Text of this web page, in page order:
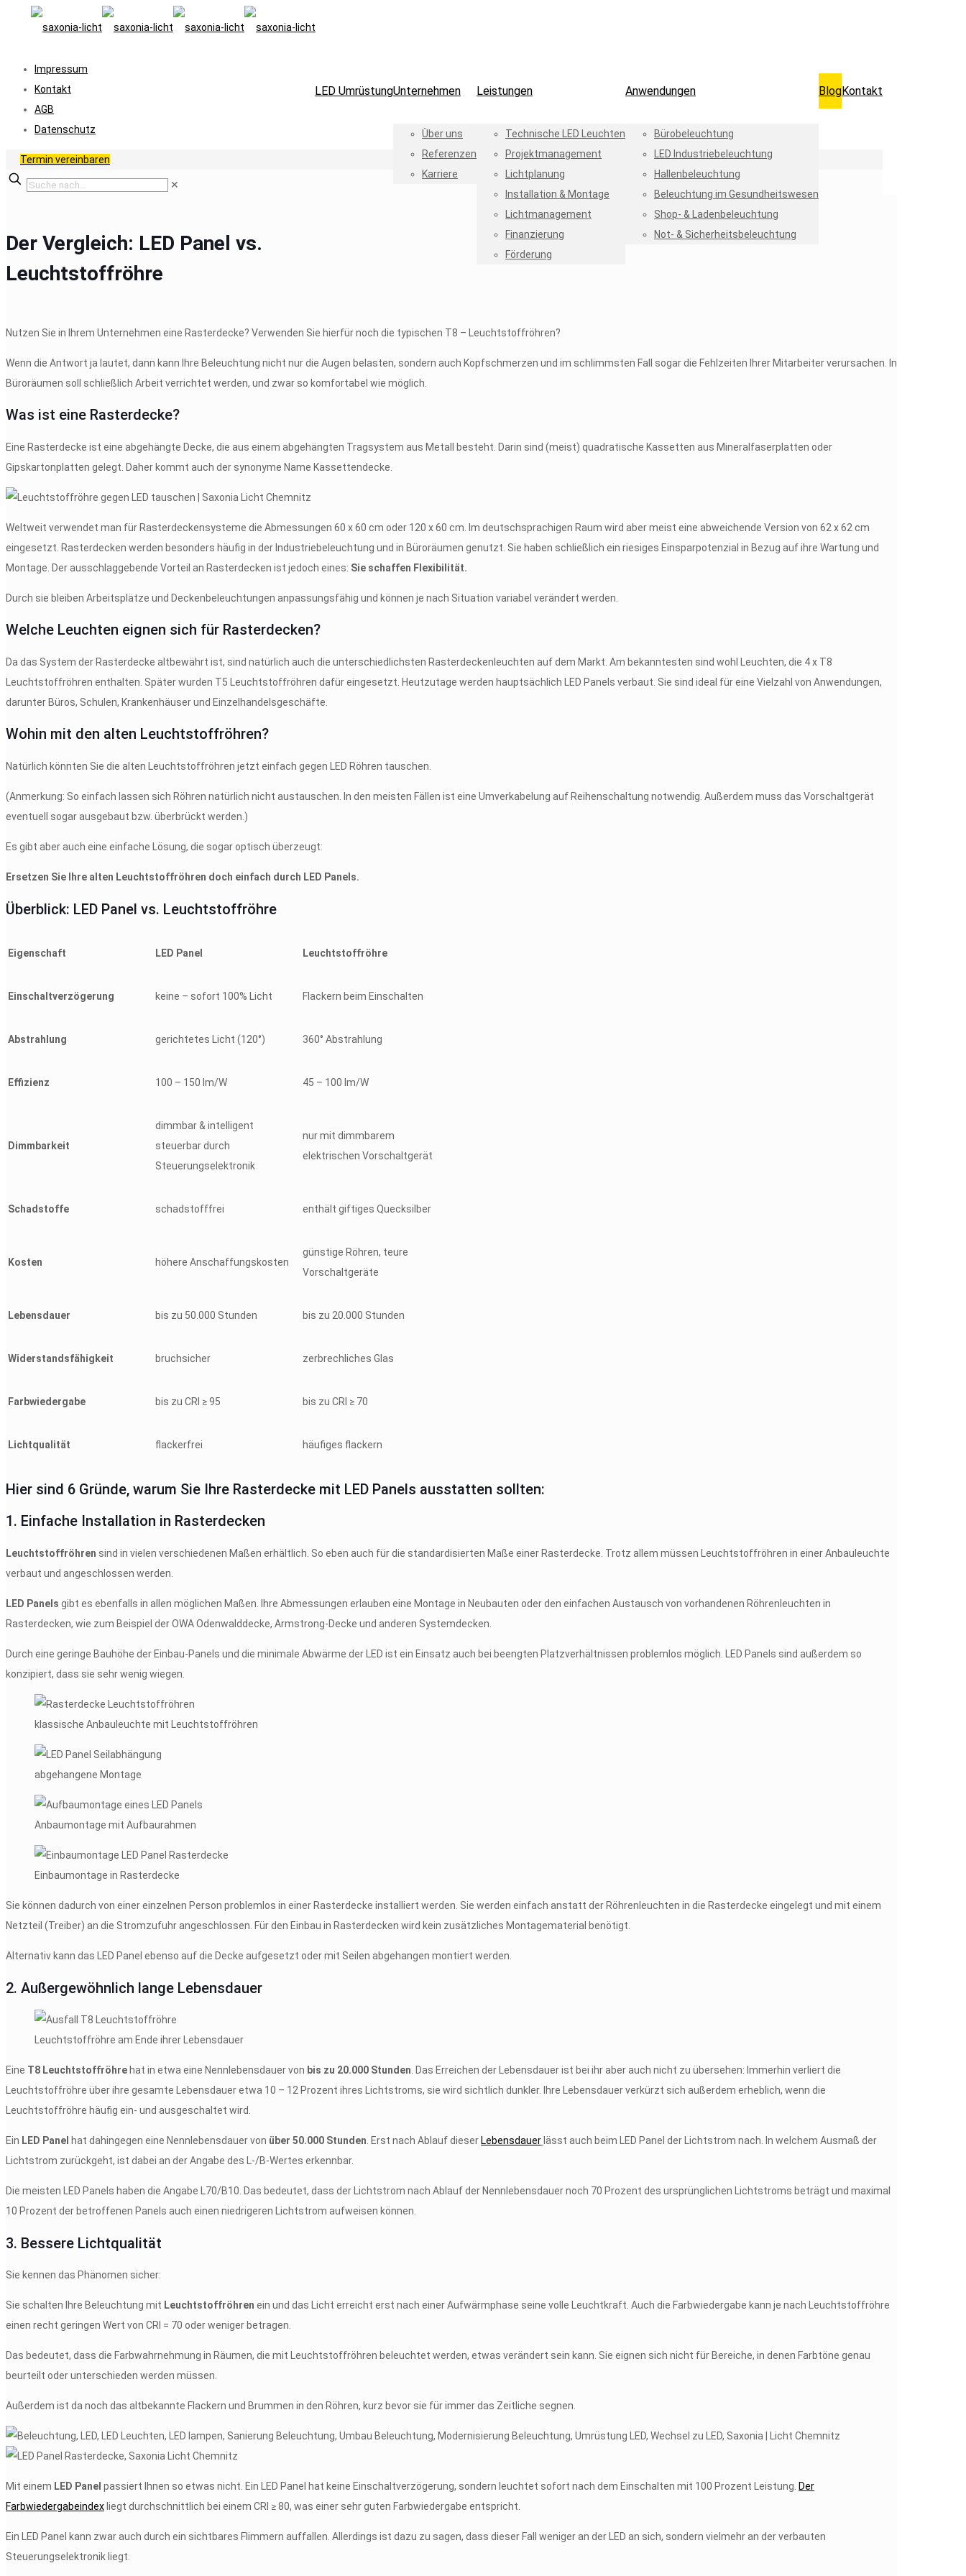
LED UmrüstungUnternehmen
Über uns
Referenzen
Karriere
Leistungen
Technische LED Leuchten
Projektmanagement
Lichtplanung
Installation & Montage
Lichtmanagement
Finanzierung
Förderung
Anwendungen
Bürobeleuchtung
LED Industriebeleuchtung
Hallenbeleuchtung
Beleuchtung im Gesundheitswesen
Shop- & Ladenbeleuchtung
Not- & Sicherheitsbeleuchtung
BlogKontakt
Impressum
Kontakt
AGB
Datenschutz
Termin vereinbaren
✕
Der Vergleich: LED Panel vs.
Leuchtstoffröhre
Nutzen Sie in Ihrem Unternehmen eine Rasterdecke? Verwenden Sie hierfür noch die typischen T8 – Leuchtstoffröhren?
Wenn die Antwort ja lautet, dann kann Ihre Beleuchtung nicht nur die Augen belasten, sondern auch Kopfschmerzen und im schlimmsten Fall sogar die Fehlzeiten Ihrer Mitarbeiter verursachen. In
Büroräumen soll schließlich Arbeit verrichtet werden, und zwar so komfortabel wie möglich.
Was ist eine Rasterdecke?
Eine Rasterdecke ist eine abgehängte Decke, die aus einem abgehängten Tragsystem aus Metall besteht. Darin sind (meist) quadratische Kassetten aus Mineralfaserplatten oder
Gipskartonplatten gelegt. Daher kommt auch der synonyme Name Kassettendecke.
Weltweit verwendet man für Rasterdeckensysteme die Abmessungen 60 x 60 cm oder 120 x 60 cm. Im deutschsprachigen Raum wird aber meist eine abweichende Version von 62 x 62 cm
eingesetzt. Rasterdecken werden besonders häufig in der Industriebeleuchtung und in Büroräumen genutzt. Sie haben schließlich ein riesiges Einsparpotenzial in Bezug auf ihre Wartung und
Montage. Der ausschlaggebende Vorteil an Rasterdecken ist jedoch eines: Sie schaffen Flexibilität.
Durch sie bleiben Arbeitsplätze und Deckenbeleuchtungen anpassungsfähig und können je nach Situation variabel verändert werden.
Welche Leuchten eignen sich für Rasterdecken?
Da das System der Rasterdecke altbewährt ist, sind natürlich auch die unterschiedlichsten Rasterdeckenleuchten auf dem Markt. Am bekanntesten sind wohl Leuchten, die 4 x T8
Leuchtstoffröhren enthalten. Später wurden T5 Leuchtstoffröhren dafür eingesetzt. Heutzutage werden hauptsächlich LED Panels verbaut. Sie sind ideal für eine Vielzahl von Anwendungen,
darunter Büros, Schulen, Krankenhäuser und Einzelhandelsgeschäfte.
Wohin mit den alten Leuchtstoffröhren?
Natürlich könnten Sie die alten Leuchtstoffröhren jetzt einfach gegen LED Röhren tauschen.
(Anmerkung: So einfach lassen sich Röhren natürlich nicht austauschen. In den meisten Fällen ist eine Umverkabelung auf Reihenschaltung notwendig. Außerdem muss das Vorschaltgerät
eventuell sogar ausgebaut bzw. überbrückt werden.)
Es gibt aber auch eine einfache Lösung, die sogar optisch überzeugt:
Ersetzen Sie Ihre alten Leuchtstoffröhren doch einfach durch LED Panels.
Überblick: LED Panel vs. Leuchtstoffröhre
Eigenschaft LED Panel Leuchtstoffröhre
Einschaltverzögerung keine – sofort 100% Licht Flackern beim Einschalten
Abstrahlung gerichtetes Licht (120°) 360° Abstrahlung
Effizienz 100 – 150 lm/W 45 – 100 lm/W
Dimmbarkeit
dimmbar & intelligent
steuerbar durch
Steuerungselektronik
nur mit dimmbarem
elektrischen Vorschaltgerät
Schadstoffe schadstofffrei enthält giftiges Quecksilber
Kosten höhere Anschaffungskosten
günstige Röhren, teure
Vorschaltgeräte
Lebensdauer bis zu 50.000 Stunden bis zu 20.000 Stunden
Widerstandsfähigkeit bruchsicher zerbrechliches Glas
Farbwiedergabe bis zu CRI ≥ 95 bis zu CRI ≥ 70
Lichtqualität flackerfrei häufiges flackern
Hier sind 6 Gründe, warum Sie Ihre Rasterdecke mit LED Panels ausstatten sollten:
1. Einfache Installation in Rasterdecken
Leuchtstoffröhren sind in vielen verschiedenen Maßen erhältlich. So eben auch für die standardisierten Maße einer Rasterdecke. Trotz allem müssen Leuchtstoffröhren in einer Anbauleuchte
verbaut und angeschlossen werden.
LED Panels gibt es ebenfalls in allen möglichen Maßen. Ihre Abmessungen erlauben eine Montage in Neubauten oder den einfachen Austausch von vorhandenen Röhrenleuchten in
Rasterdecken, wie zum Beispiel der OWA Odenwalddecke, Armstrong-Decke und anderen Systemdecken.
Durch eine geringe Bauhöhe der Einbau-Panels und die minimale Abwärme der LED ist ein Einsatz auch bei beengten Platzverhältnissen problemlos möglich. LED Panels sind außerdem so
konzipiert, dass sie sehr wenig wiegen.
klassische Anbauleuchte mit Leuchtstoffröhren
abgehangene Montage
Anbaumontage mit Aufbaurahmen
Einbaumontage in Rasterdecke
Sie können dadurch von einer einzelnen Person problemlos in einer Rasterdecke installiert werden. Sie werden einfach anstatt der Röhrenleuchten in die Rasterdecke eingelegt und mit einem
Netzteil (Treiber) an die Stromzufuhr angeschlossen. Für den Einbau in Rasterdecken wird kein zusätzliches Montagematerial benötigt.
Alternativ kann das LED Panel ebenso auf die Decke aufgesetzt oder mit Seilen abgehangen montiert werden.
2. Außergewöhnlich lange Lebensdauer
Leuchtstoffröhre am Ende ihrer Lebensdauer
Eine T8 Leuchtstoffröhre hat in etwa eine Nennlebensdauer von bis zu 20.000 Stunden. Das Erreichen der Lebensdauer ist bei ihr aber auch nicht zu übersehen: Immerhin verliert die
Leuchtstoffröhre über ihre gesamte Lebensdauer etwa 10 – 12 Prozent ihres Lichtstroms, sie wird sichtlich dunkler. Ihre Lebensdauer verkürzt sich außerdem erheblich, wenn die
Leuchtstoffröhre häufig ein- und ausgeschaltet wird.
Ein LED Panel hat dahingegen eine Nennlebensdauer von über 50.000 Stunden. Erst nach Ablauf dieser Lebensdauer lässt auch beim LED Panel der Lichtstrom nach. In welchem Ausmaß der
Lichtstrom zurückgeht, ist dabei an der Angabe des L-/B-Wertes erkennbar.
Die meisten LED Panels haben die Angabe L70/B10. Das bedeutet, dass der Lichtstrom nach Ablauf der Nennlebensdauer noch 70 Prozent des ursprünglichen Lichtstroms beträgt und maximal
10 Prozent der betroffenen Panels auch einen niedrigeren Lichtstrom aufweisen können.
3. Bessere Lichtqualität
Sie kennen das Phänomen sicher:
Sie schalten Ihre Beleuchtung mit Leuchtstoffröhren ein und das Licht erreicht erst nach einer Aufwärmphase seine volle Leuchtkraft. Auch die Farbwiedergabe kann je nach Leuchtstoffröhre
einen recht geringen Wert von CRI = 70 oder weniger betragen.
Das bedeutet, dass die Farbwahrnehmung in Räumen, die mit Leuchtstoffröhren beleuchtet werden, etwas verändert sein kann. Sie eignen sich nicht für Bereiche, in denen Farbtöne genau
beurteilt oder unterschieden werden müssen.
Außerdem ist da noch das altbekannte Flackern und Brummen in den Röhren, kurz bevor sie für immer das Zeitliche segnen.
Mit einem LED Panel passiert Ihnen so etwas nicht. Ein LED Panel hat keine Einschaltverzögerung, sondern leuchtet sofort nach dem Einschalten mit 100 Prozent Leistung. Der
Farbwiedergabeindex liegt durchschnittlich bei einem CRI ≥ 80, was einer sehr guten Farbwiedergabe entspricht.
Ein LED Panel kann zwar auch durch ein sichtbares Flimmern auffallen. Allerdings ist dazu zu sagen, dass dieser Fall weniger an der LED an sich, sondern vielmehr an der verbauten
Steuerungselektronik liegt.